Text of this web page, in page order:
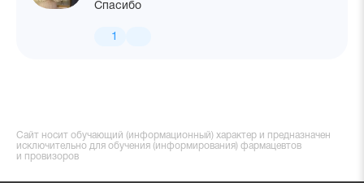
Спасибо
1
Сайт носит обучающий (информационный) характер и предназначен
исключительно для обучения (информирования) фармацевтов
и провизоров